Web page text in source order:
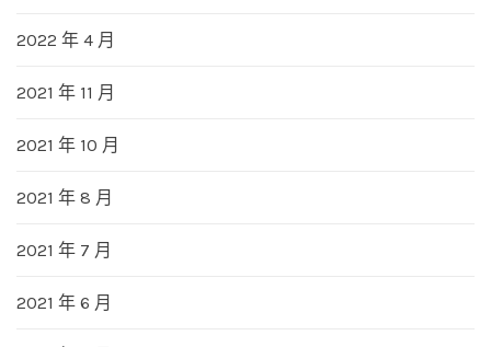
2022 年 4 月
2021 年 11 月
2021 年 10 月
2021 年 8 月
2021 年 7 月
2021 年 6 月